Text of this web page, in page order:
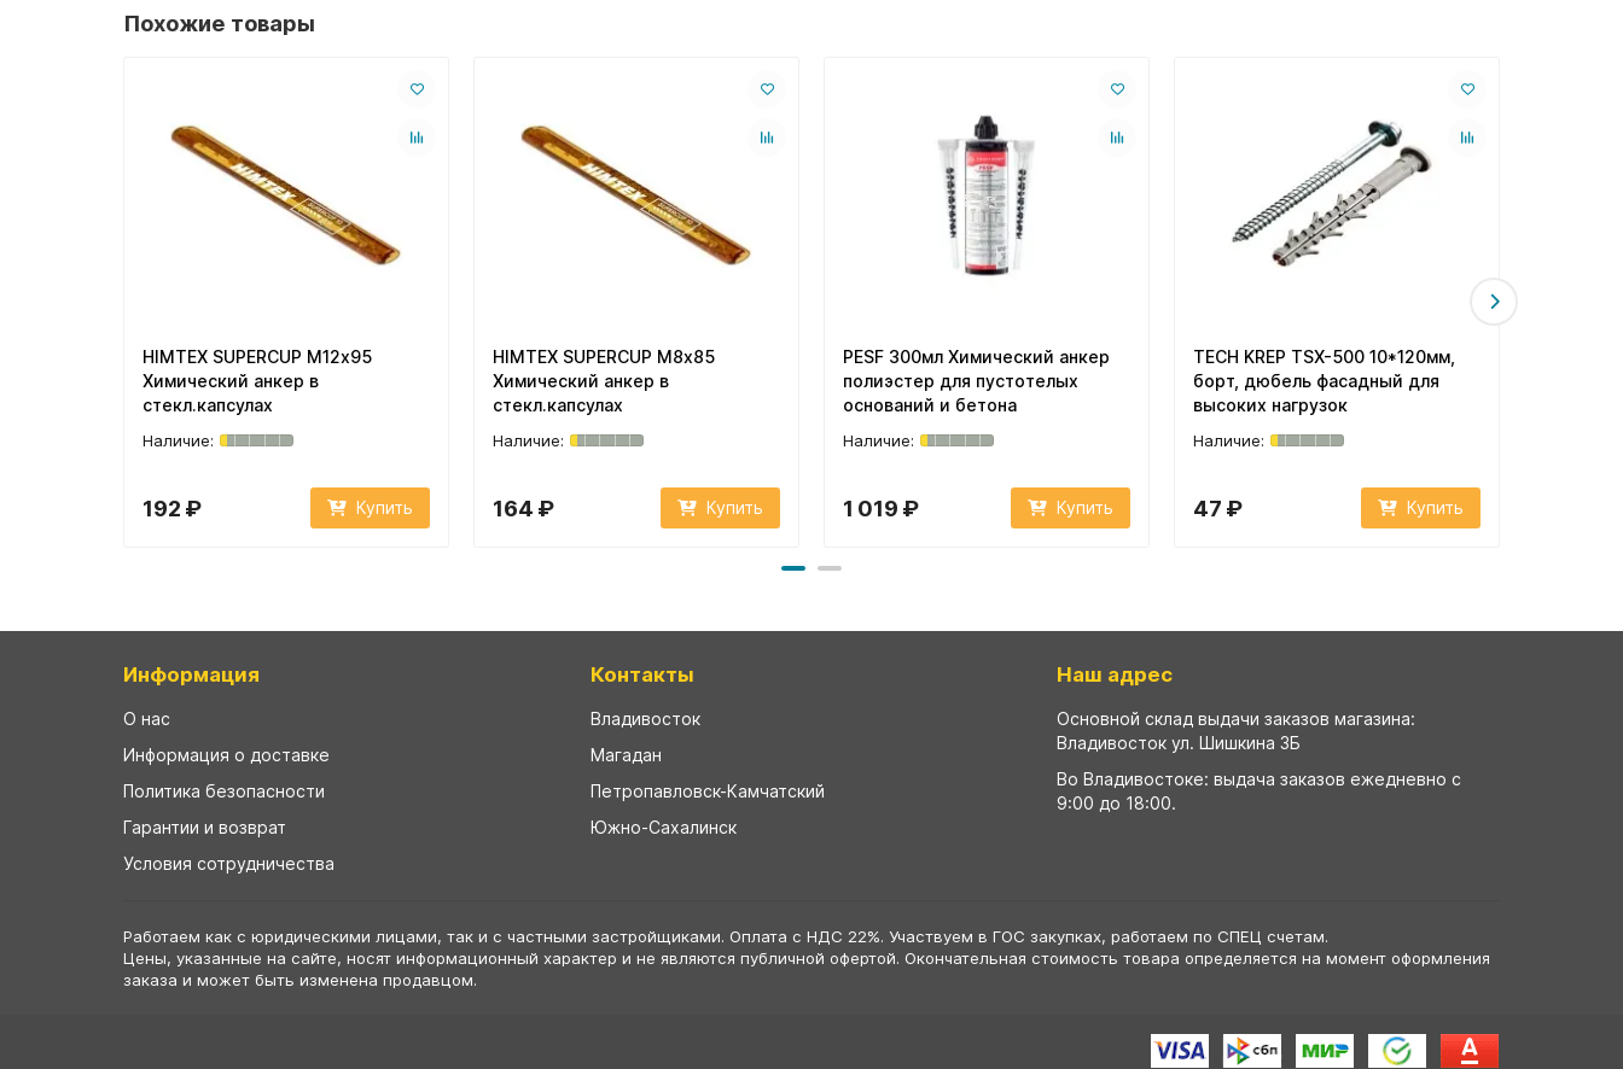
Похожие товары
HIMTEX SUPERCUP M12х95
Химический анкер в
стекл.капсулах
192 ₽ Купить
HIMTEX SUPERCUP M8х85
Химический анкер в
стекл.капсулах
164 ₽ Купить
PESF 300мл Химический анкер
полиэстер для пустотелых
оснований и бетона
1 019 ₽ Купить
TECH KREP TSX-500 10*120мм,
борт, дюбель фасадный для
высоких нагрузок
47 ₽ Купить
Информация
О нас
Информация о доставке
Политика безопасности
Гарантии и возврат
Условия сотрудничества
Контакты
Владивосток
Магадан
Петропавловск-Камчатский
Южно-Сахалинск
Наш адрес
Основной склад выдачи заказов магазина:
Владивосток ул. Шишкина 3Б
Во Владивостоке: выдача заказов ежедневно с
9:00 до 18:00.
Работаем как с юридическими лицами, так и с частными застройщиками. Оплата с НДС 22%. Участвуем в ГОС закупках, работаем по СПЕЦ счетам.
Цены, указанные на сайте, носят информационный характер и не являются публичной офертой. Окончательная стоимость товара определяется на момент оформления
заказа и может быть изменена продавцом.